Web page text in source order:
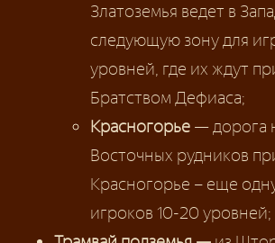
Златоземья ведет в
следующую зону для
уровней, где их ждут
Братством Дефиаса;
Красногорье — дорога
Восточных рудников
Красногорье – еще
игроков 10-20 уровней;